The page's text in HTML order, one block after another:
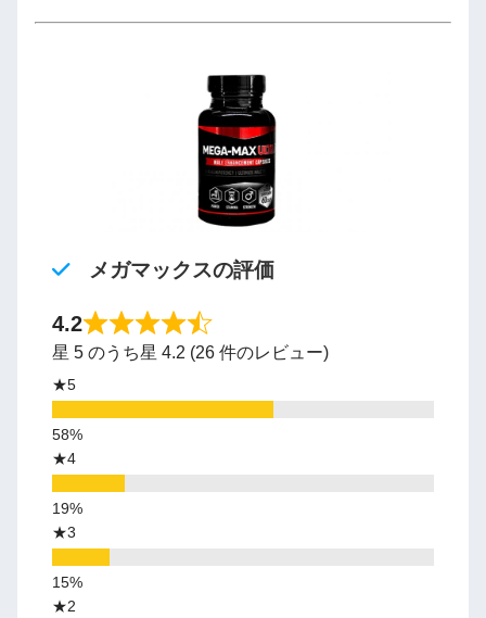
メガマックスの評価
4.2
星 5 のうち星 4.2 (26 件のレビュー)
★5
★4
★3
★2